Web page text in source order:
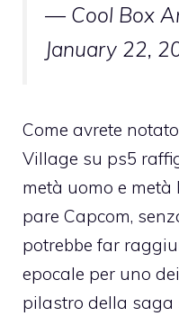
— Cool Box
January 22,
Come avrete
Village su ps5
metà uomo e
pare Capcom,
potrebbe far
epocale per uno
pilastro della